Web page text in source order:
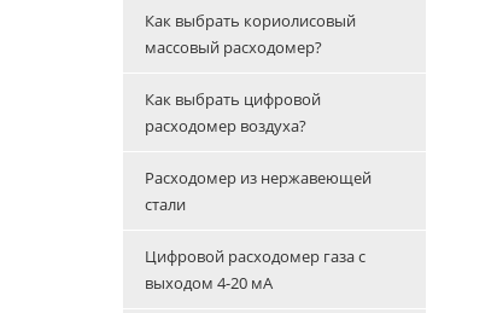
Как выбрать кориолисовый
массовый расходомер?
Как выбрать цифровой
расходомер воздуха?
Расходомер из нержавеющей
стали
Цифровой расходомер газа с
выходом 4-20 мА